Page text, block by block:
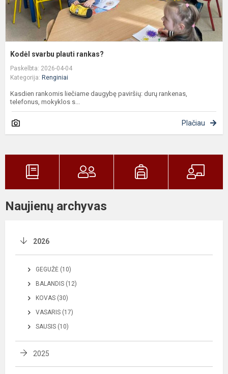
Kodėl svarbu plauti rankas?
Paskelbta: 2026-04-04
Kategorija: Renginiai
Kasdien rankomis liečiame daugybę paviršių: durų rankenas,
telefonus, mokyklos s...
Plačiau
Naujienų archyvas
2026
GEGUŽĖ (10)
BALANDIS (12)
KOVAS (30)
VASARIS (17)
SAUSIS (10)
2025